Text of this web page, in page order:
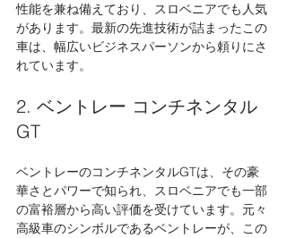
性能を兼ね備えており、スロベニアでも人気
があります。最新の先進技術が詰まったこの
車は、幅広いビジネスパーソンから頼りにさ
れています。
2. ベントレー コンチネンタル
GT
ベントレーのコンチネンタルGTは、その豪
華さとパワーで知られ、スロベニアでも一部
の富裕層から高い評価を受けています。元々
高級車のシンボルであるベントレーが、この